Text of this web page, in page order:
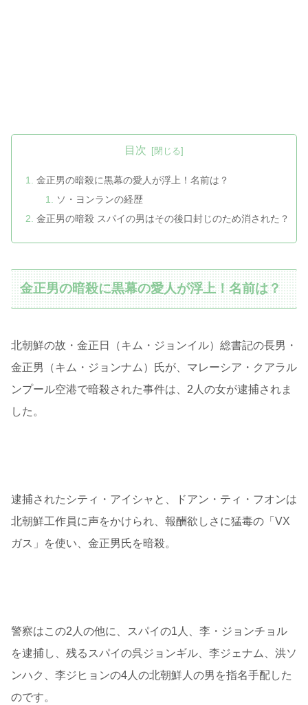
目次
金正男の暗殺に黒幕の愛人が浮上！名前は？
ソ・ヨンランの経歴
金正男の暗殺 スパイの男はその後口封じのため消された？
金正男の暗殺に黒幕の愛人が浮上！名前は？
北朝鮮の故・金正日（キム・ジョンイル）総書記の長男・
金正男（キム・ジョンナム）氏が、マレーシア・クアラル
ンプール空港で暗殺された事件は、2人の女が逮捕されま
した。
逮捕されたシティ・アイシャと、ドアン・ティ・フオンは
北朝鮮工作員に声をかけられ、報酬欲しさに猛毒の「VX
ガス」を使い、金正男氏を暗殺。
警察はこの2人の他に、スパイの1人、李・ジョンチョル
を逮捕し、残るスパイの呉ジョンギル、李ジェナム、洪ソ
ンハク、李ジヒョンの4人の北朝鮮人の男を指名手配した
のです。